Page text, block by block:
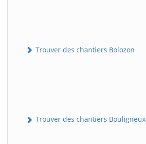
Trouver des chantiers Bolozon
Trouver des chantiers Bouligneux